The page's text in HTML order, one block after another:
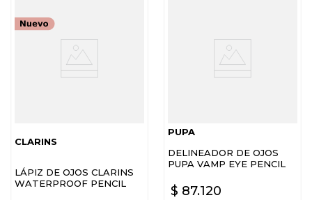
CLARINS
LÁPIZ DE OJOS CLARINS
WATERPROOF PENCIL
PUPA
DELINEADOR DE OJOS
PUPA VAMP EYE PENCIL
$ 87.120